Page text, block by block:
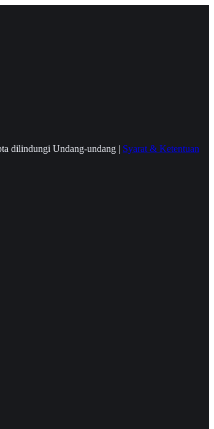
dilindungi Undang-undang | Syarat & Ketentuan